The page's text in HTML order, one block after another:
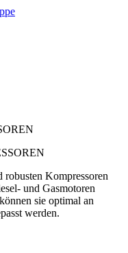
robusten Kompressoren
und Gasmotoren
sie optimal an
werden.